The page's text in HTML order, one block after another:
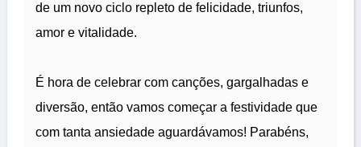
de um novo ciclo repleto de felicidade, triunfos,
amor e vitalidade.
É hora de celebrar com canções, gargalhadas e
diversão, então vamos começar a festividade que
com tanta ansiedade aguardávamos! Parabéns,